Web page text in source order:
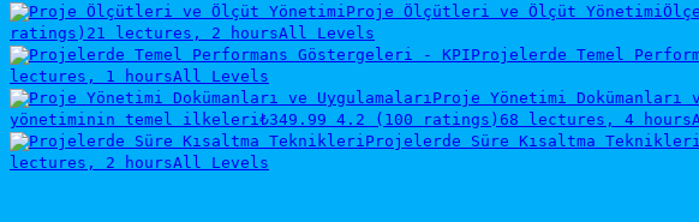
Proje Ölçütleri ve Ölçüt Yönetimi
ratings) 21 lectures, 2 hoursAll Levels
Projelerde Temel
lectures, 1 hoursAll Levels
Proje Yönetimi Dokümanları
yönetiminin temel ilkeleri ₺349.99 4.2 (100 ratings) 68 lectures, 4 hours
Projelerde Süre Kısaltma Teknikleri
lectures, 2 hoursAll Levels